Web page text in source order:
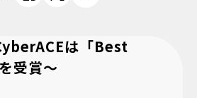
は「Best
受賞～